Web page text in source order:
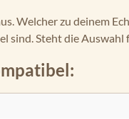
Welcher zu deinem
sind. Steht die Auswahl